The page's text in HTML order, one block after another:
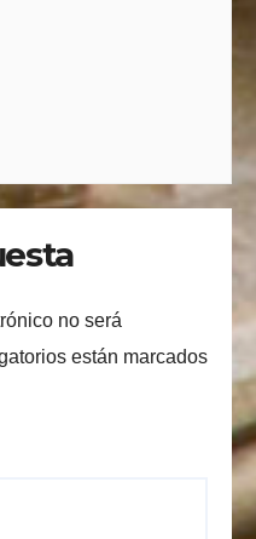
no será
están marcados